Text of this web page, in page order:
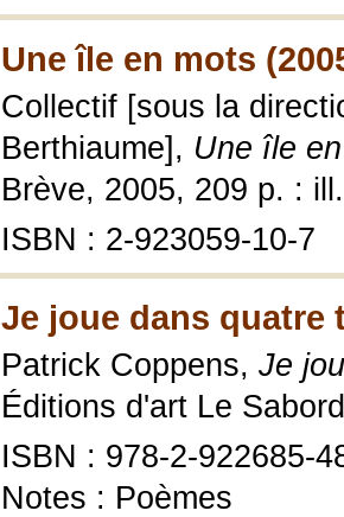
Une île en mots
Collectif [sous la
Berthiaume], Une île
Brève, 2005, 209 p. :
ISBN : 2-923059-10-7
Je joue dans quatre
Patrick Coppens, Je
Éditions d'art Le
ISBN : 978-2-922685-
Notes : Poèmes